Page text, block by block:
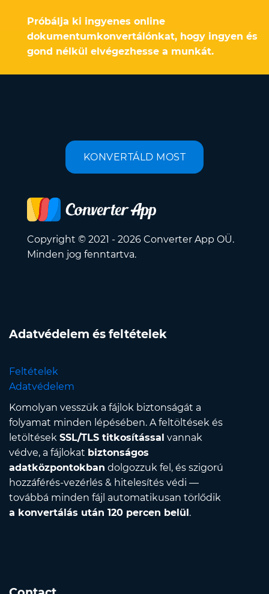
Próbálja ki ingyenes online
dokumentumkonvertálónkat, hogy ingyen és
gond nélkül elvégezhesse a munkát.
KONVERTÁLD MOST
Copyright © 2021 - 2026 Converter App OÜ.
Minden jog fenntartva.
Adatvédelem és feltételek
Feltételek
Adatvédelem
Komolyan vesszük a fájlok biztonságát a
folyamat minden lépésében. A feltöltések és
letöltések SSL/TLS titkosítással vannak
védve, a fájlokat biztonságos
adatközpontokban dolgozzuk fel, és szigorú
hozzáférés-vezérlés & hitelesítés védi —
továbbá minden fájl automatikusan törlődik
a konvertálás után 120 percen belül .